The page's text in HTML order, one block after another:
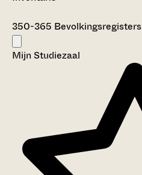
350-365 Bevolkingsregisters
Mijn Studiezaal